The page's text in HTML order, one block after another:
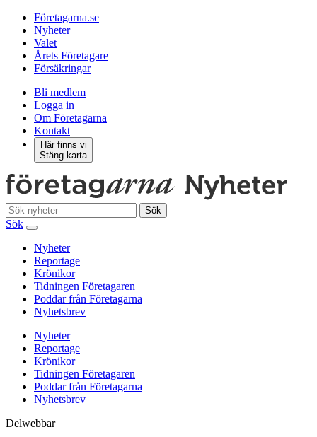
Företagarna.se
Nyheter
Valet
Årets Företagare
Försäkringar
Bli medlem
Logga in
Om Företagarna
Kontakt
Här finns vi
Stäng karta
Sök
Sök
Nyheter
Reportage
Krönikor
Tidningen Företagaren
Poddar från Företagarna
Nyhetsbrev
Nyheter
Reportage
Krönikor
Tidningen Företagaren
Poddar från Företagarna
Nyhetsbrev
Delwebbar